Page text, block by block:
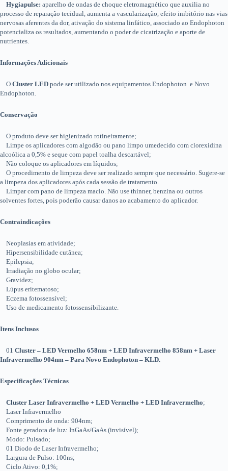
Hygiapulse: aparelho de ondas de choque eletromagnético que auxilia no
processo de reparação tecidual, aumenta a vascularização, efeito inibitório nas vias
nervosas aferentes da dor, ativação do sistema linfático, associado ao Endophoton
potencializa os resultados, aumentando o poder de cicatrização e aporte de
nutrientes.
Informações Adicionais
O Cluster LED pode ser utilizado nos equipamentos Endophoton e Novo
Endophoton.
Conservação
O produto deve ser higienizado rotineiramente;
Limpe os aplicadores com algodão ou pano limpo umedecido com clorexidina
alcoólica a 0,5% e seque com papel toalha descartável;
Não coloque os aplicadores em líquidos;
O procedimento de limpeza deve ser realizado sempre que necessário. Sugere-se
a limpeza dos aplicadores após cada sessão de tratamento.
Limpar com pano de limpeza macio. Não use thinner, benzina ou outros
solventes fortes, pois poderão causar danos ao acabamento do aplicador.
Contraindicações
Neoplasias em atividade;
Hipersensibilidade cutânea;
Epilepsia;
Irradiação no globo ocular;
Gravidez;
Lúpus eritematoso;
Eczema fotossensível;
Uso de medicamento fotossensibilizante.
Itens Inclusos
01 Cluster – LED Vermelho 658nm + LED Infravermelho 858nm + Laser
Infravermelho 904nm – Para Novo Endophoton – KLD.
Especificações Técnicas
Cluster Laser Infravermelho + LED Vermelho + LED Infravermelho;
Laser Infravermelho
Comprimento de onda: 904nm;
Fonte geradora de luz: InGaAs/GaAs (invisível);
Modo: Pulsado;
01 Diodo de Laser Infravermelho;
Largura de Pulso: 100ns;
Ciclo Ativo: 0,1%;